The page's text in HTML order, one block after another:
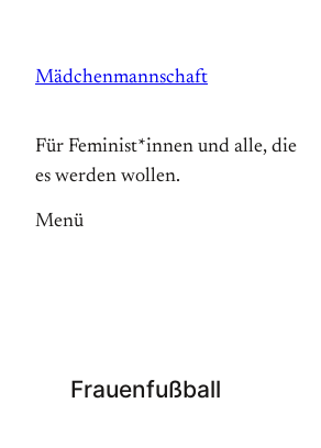
springen
Mädchenmannschaft
Für Feminist*innen und alle, die
es werden wollen.
Menü
Frauenfußball